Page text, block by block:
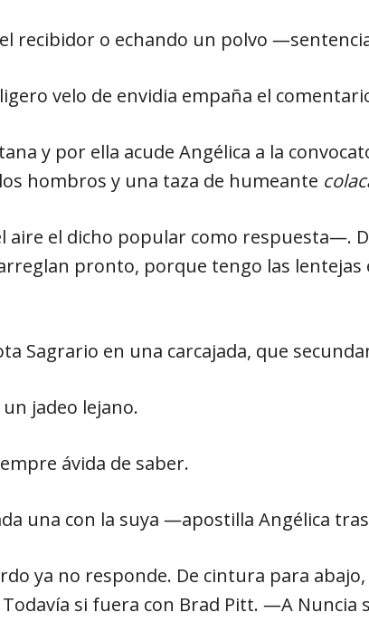
o echando un polvo
velo de envidia empaña el
y por ella acude Angélica a la
hombros y una taza de humeante
el dicho popular como respuesta―.
pronto, porque tengo las lentejas
en una carcajada, que
jadeo lejano.
ávida de saber.
una con la suya ―apostilla Angélica
ya no responde. De cintura para
si fuera con Brad Pitt. ―A Nuncia